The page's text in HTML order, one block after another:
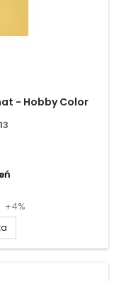
- Hobby Color
+4%